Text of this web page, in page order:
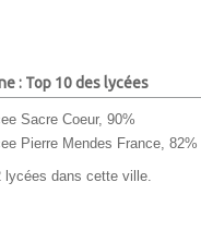
: Top 10 des lycées
Sacre Coeur, 90%
Pierre Mendes France, 82%
lycées dans cette ville.